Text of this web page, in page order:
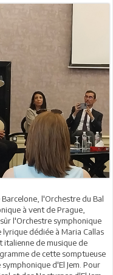
l'Orchestre du Bal
à vent de Prague,
l'Orchestre symphonique
dédiée à Maria Callas
italienne de musique de
de cette somptueuse
d'El Jem. Pour